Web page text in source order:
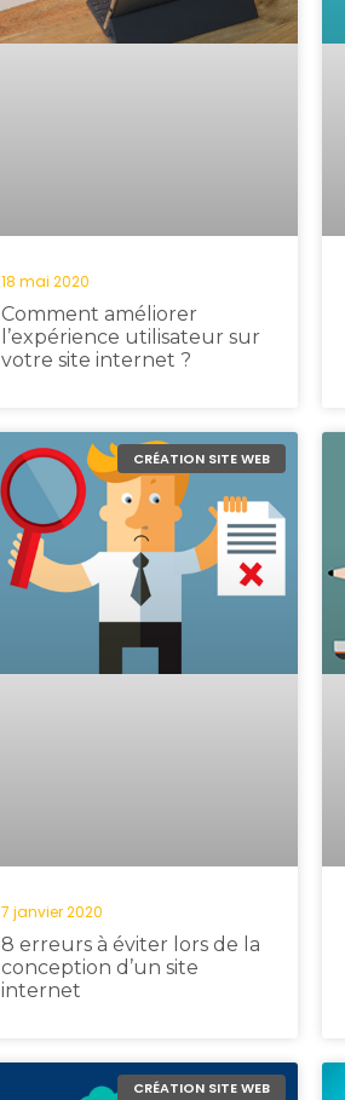
Comment améliorer
l’expérience utilisateur sur
votre site internet ?
18 mai 2020
CRÉATION SITE WEB
8 erreurs à éviter lors de la
conception d’un site
internet
7 janvier 2020
CRÉATION SITE WEB